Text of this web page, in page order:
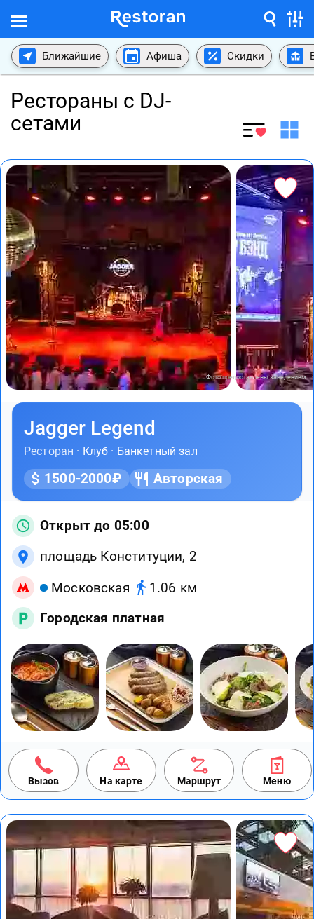
Ближайшие Афиша Скидки
Рестораны с DJ-
сетами
Фото предоставлены заведением
Jagger Legend
Ресторан · Клуб · Банкетный зал
1500-2000₽ Авторская
Открыт до 05:00
площадь Конституции, 2
Московская
1.06 км
Городская платная
Вызов На карте Маршрут Меню